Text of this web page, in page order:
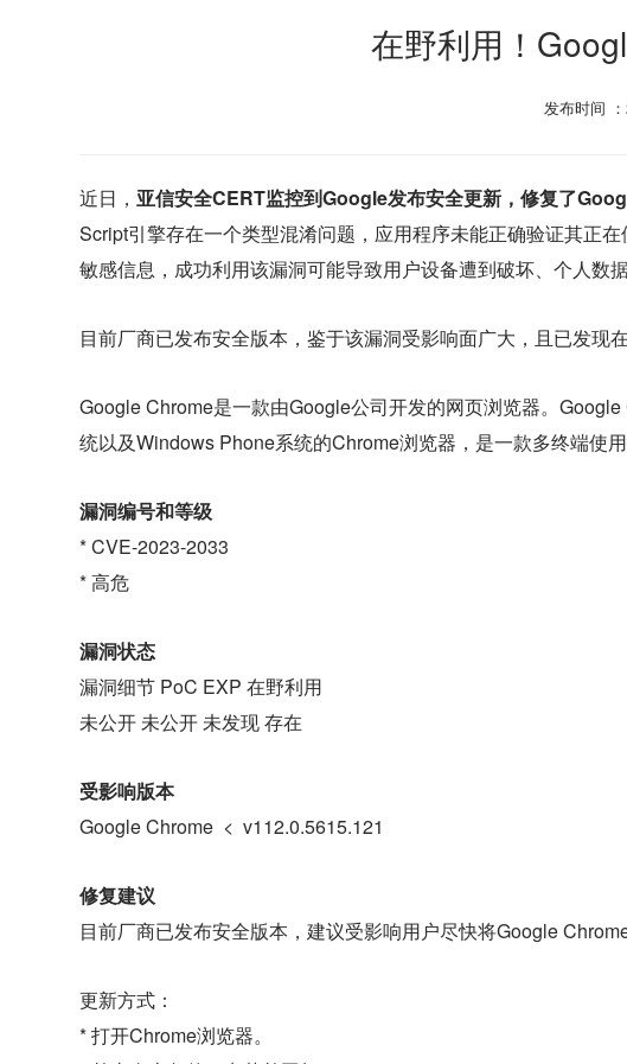
在野利用！
发布时间
近日，亚信安全CERT监控到Google发布安全更新，修复了
Script引擎存在一个类型混淆问题，应用程序未能正确验证其正
敏感信息，成功利用该漏洞可能导致用户设备遭到破坏、个人数
目前厂商已发布安全版本，鉴于该漏洞受影响面广大，且已发现
Google Chrome是一款由Google公司开发的网页浏览器。
统以及Windows Phone系统的Chrome浏览器，是一款多终端使用
漏洞编号和等级
* CVE-2023-2033
* 高危
漏洞状态
漏洞细节 PoC EXP 在野利用
未公开 未公开 未发现 存在
受影响版本
Google Chrome < v112.0.5615.121
修复建议
目前厂商已发布安全版本，建议受影响用户尽快将Google
更新方式：
* 打开Chrome浏览器。